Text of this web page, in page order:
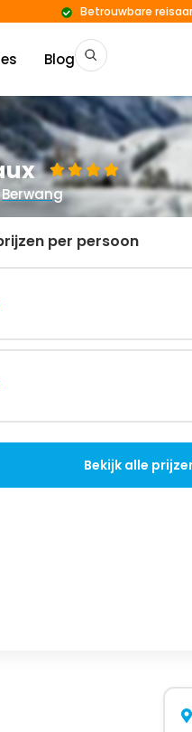
Blog
Betrouwbare
Berwang
per persoon
Bekijk alle